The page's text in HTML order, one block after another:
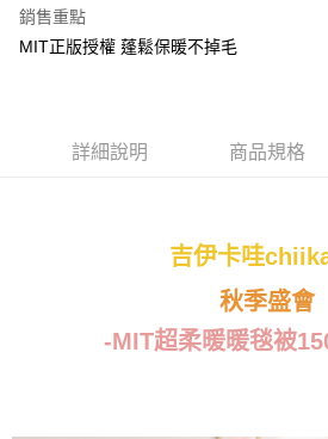
Google Pay
每筆NT$60，滿NT$699(含以上)免運費
銷售重點
MIT正版授權 蓬鬆保暖不掉毛
詳細說明 商品規格
吉伊卡哇
秋季盛會
-MIT超柔暖暖毯被